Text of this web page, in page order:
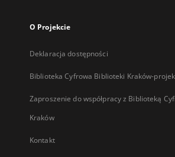
O Projekcie
Deklaracja dostępności
Biblioteka Cyfrowa Biblioteki Kraków-
Zaproszenie do współpracy z Biblioteką
Kraków
Kontakt